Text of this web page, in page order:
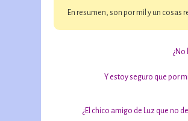
En resumen, son por mil y un
¿No
Y estoy seguro que por
¿El chico amigo de Luz que no